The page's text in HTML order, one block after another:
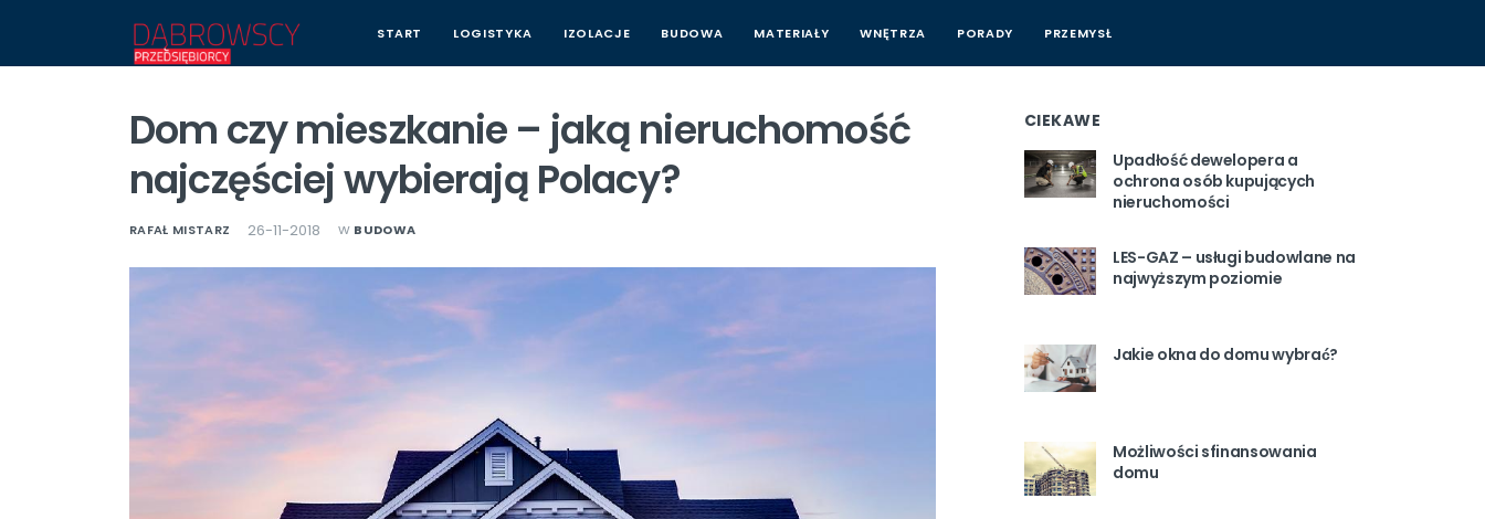
START LOGISTYKA IZOLACJE BUDOWA MATERIAŁY WNĘTRZA PORADY PRZEMYSŁ
Dom czy mieszkanie – jaką nieruchomość
najczęściej wybierają Polacy?
RAFAŁ MISTARZ 26-11-2018 w BUDOWA
CIEKAWE
Upadłość dewelopera a
ochrona osób kupujących
nieruchomości
LES-GAZ – usługi budowlane na
najwyższym poziomie
Jakie okna do domu wybrać?
Możliwości sfinansowania
domu